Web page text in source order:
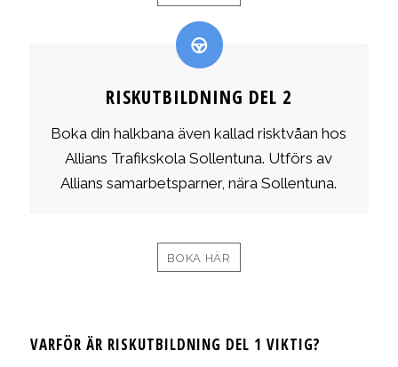
RISKUTBILDNING DEL 2
Boka din halkbana även kallad risktvåan hos
Allians Trafikskola Sollentuna. Utförs av
Allians samarbetsparner, nära Sollentuna.
BOKA HÄR
VARFÖR ÄR RISKUTBILDNING DEL 1 VIKTIG?